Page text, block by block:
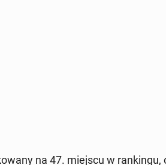
na 47. miejscu w